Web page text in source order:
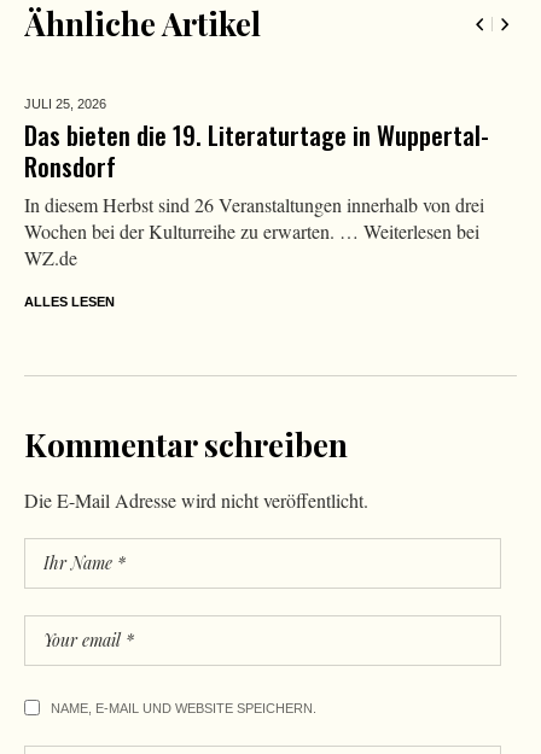
Ähnliche Artikel
JULI 25, 2026
Das bieten die 19. Literaturtage in Wuppertal-
Ronsdorf
In diesem Herbst sind 26 Veranstaltungen innerhalb von drei
Wochen bei der Kulturreihe zu erwarten. … Weiterlesen bei
WZ.de
ALLES LESEN
Kommentar schreiben
Die E-Mail Adresse wird nicht veröffentlicht.
NAME, E-MAIL UND WEBSITE SPEICHERN.